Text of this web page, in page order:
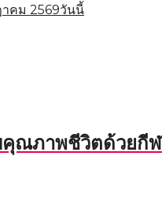
าคม 2569วันนี้
ณภาพชีวิตด้วยกีฬ